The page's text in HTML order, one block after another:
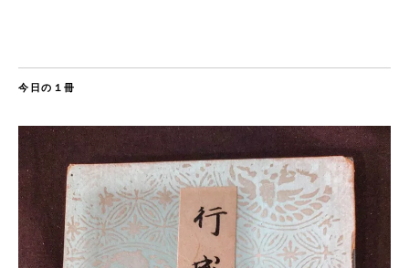
今日の１冊